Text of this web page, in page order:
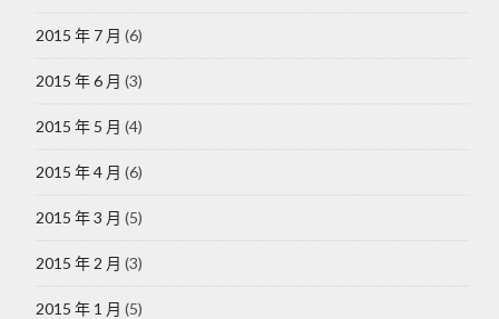
2015 年 7 月 (6)
2015 年 6 月 (3)
2015 年 5 月 (4)
2015 年 4 月 (6)
2015 年 3 月 (5)
2015 年 2 月 (3)
2015 年 1 月 (5)